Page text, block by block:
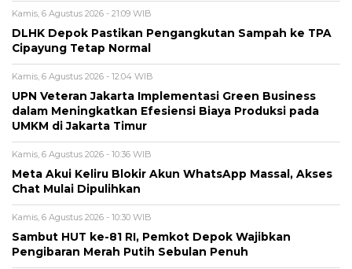
Kamis, 6 Agustus 2026 - 21:09 WIB
DLHK Depok Pastikan Pengangkutan Sampah ke TPA
Cipayung Tetap Normal
Kamis, 6 Agustus 2026 - 12:04 WIB
UPN Veteran Jakarta Implementasi Green Business
dalam Meningkatkan Efesiensi Biaya Produksi pada
UMKM di Jakarta Timur
Kamis, 6 Agustus 2026 - 10:36 WIB
Meta Akui Keliru Blokir Akun WhatsApp Massal, Akses
Chat Mulai Dipulihkan
Kamis, 6 Agustus 2026 - 10:30 WIB
Sambut HUT ke-81 RI, Pemkot Depok Wajibkan
Pengibaran Merah Putih Sebulan Penuh